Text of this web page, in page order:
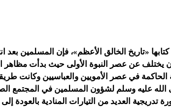
«تاريخ الخالق الأعظم»، فإن المسلمين بعد
يختلف عن عصر النبوة الأولى حيث بدأت مظاهر
الحاكمة في عصر الأمويين والعباسيين وكانت
عليه وسلم لشؤون المسلمين في المجتمع
العديد من التيارات المنادية بالعودة إلى